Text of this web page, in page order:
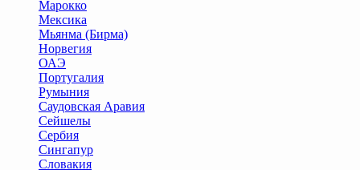
Марокко
Мексика
Мьянма (Бирма)
Норвегия
ОАЭ
Португалия
Румыния
Саудовская Аравия
Сейшелы
Сербия
Сингапур
Словакия